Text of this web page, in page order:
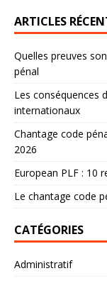
ARTICLES
Quelles preuves
pénal
Les conséquences
internationaux
Chantage code
2026
European PLF : 10
Le chantage code
CATÉGORIES
Administratif